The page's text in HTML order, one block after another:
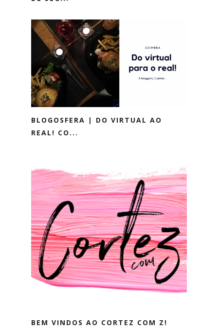
BLOGOSFERA | DO VIRTUAL AO
REAL! CO...
BEM VINDOS AO CORTEZ COM Z!